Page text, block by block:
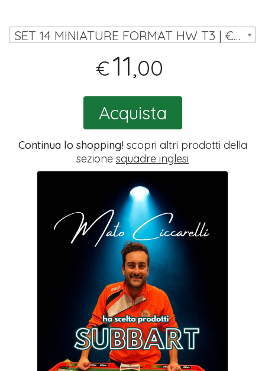
SET 14 MINIATURE FORMAT HW T3 | € 11,00
€11,00
Acquista
Continua lo shopping!scopri altri prodotti della
sezione squadre inglesi